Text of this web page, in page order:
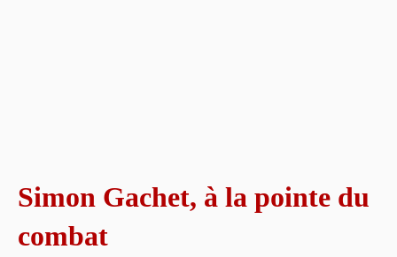
Simon Gachet, à la pointe du
combat